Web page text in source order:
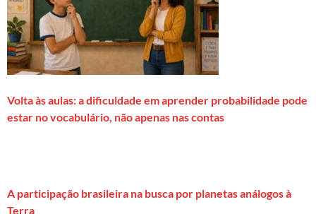
Volta às aulas: a dificuldade em aprender probabilidade pode
estar no vocabulário, não apenas nas contas
A participação brasileira na busca por planetas análogos à
Terra